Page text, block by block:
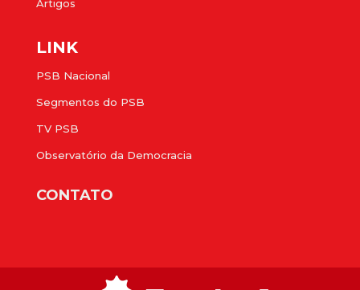
Artigos
LINK
PSB Nacional
Segmentos do PSB
TV PSB
Observatório da Democracia
CONTATO